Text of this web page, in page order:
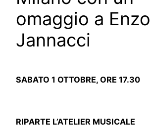
omaggio a Enzo
Jannacci
SABATO 1 OTTOBRE, ORE 17.30
RIPARTE L’ATELIER MUSICALE